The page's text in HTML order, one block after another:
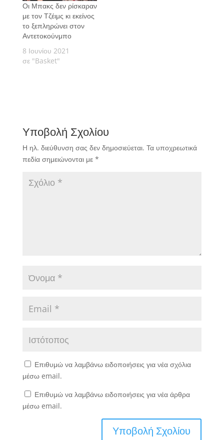
Οι Μπακς δεν ρίσκαραν
με τον Τζέιμς κι εκείνος
το ξεπληρώνει στον
Αντετοκούνμπο
8 Ιουνίου 2021
σε "Basket"
Υποβολή Σχολίου
Η ηλ. διεύθυνση σας δεν δημοσιεύεται. Τα υποχρεωτικά
πεδία σημειώνονται με *
Επιθυμώ να λαμβάνω ειδοποιήσεις για νέα σχόλια
μέσω email.
Επιθυμώ να λαμβάνω ειδοποιήσεις για νέα άρθρα
μέσω email.